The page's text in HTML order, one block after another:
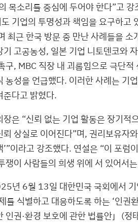
목소리를 중심에 두어야 한다”고
기업의 투명성과 책임을 요구하고
최근 한국 방문 중 만난 사례들을
기 고공농성, 일본 기업 니토덴코와
구, MBC 직장 내 괴롭힘으로 극단
농성을 언급했다. 이러한 사례는 기
준다고 밝혔다.
장은 “신뢰 없는 기업 활동은 장기적
뢰 상실로 이어진다”며, 권리보유자
’”이라고 강조했다. 연설은 “이 포럼
쟁이 사람들의 희생 위에 서 있어서
년 6월 13일 대한민국 국회에서 기
를 식별하고 대응하도록 하는 ‘인
인권·환경 보호에 관한 법률안」(